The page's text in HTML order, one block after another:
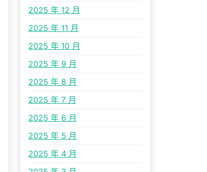
2025 年 12 月
2025 年 11 月
2025 年 10 月
2025 年 9 月
2025 年 8 月
2025 年 7 月
2025 年 6 月
2025 年 5 月
2025 年 4 月